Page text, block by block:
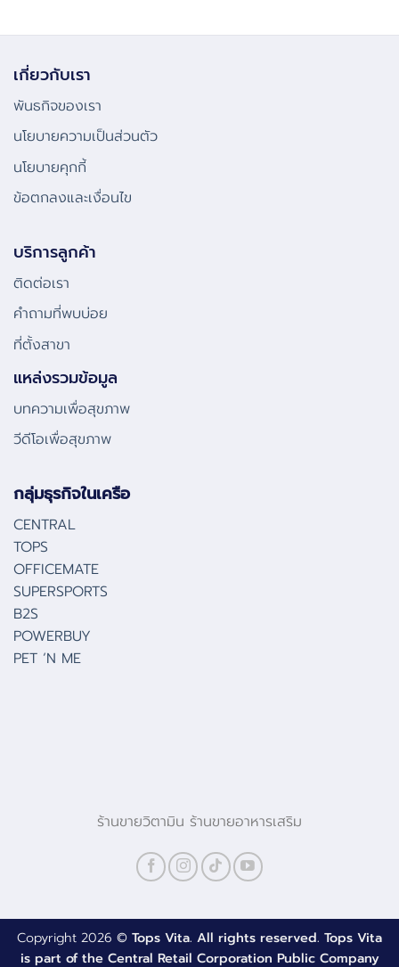
เกี่ยวกับเรา
พันธกิจของเรา
นโยบายความเป็นส่วนตัว
นโยบายคุกกี้
ข้อตกลงและเงื่อนไข
บริการลูกค้า
ติดต่อเรา
คําถามที่พบบ่อย
ที่ตั้งสาขา
แหล่งรวมข้อมูล
บทความเพื่อสุขภาพ
วีดีโอเพื่อสุขภาพ
กลุ่มธุรกิจในเครือ
CENTRAL
TOPS
OFFICEMATE
SUPERSPORTS
B2S
POWERBUY
PET ‘N ME
ร้านขายวิตามิน ร้านขายอาหารเสริม
Copyright 2026 © Tops Vita. All rights reserved. Tops Vita
is part of the Central Retail Corporation Public Company